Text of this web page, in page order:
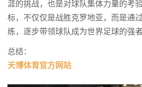
涯的挑战，也是对球队集体力量的考
标，不仅仅是战胜克罗地亚，而是通
练，逐步带领球队成为世界足球的强者
总结：
天博体育官方网站